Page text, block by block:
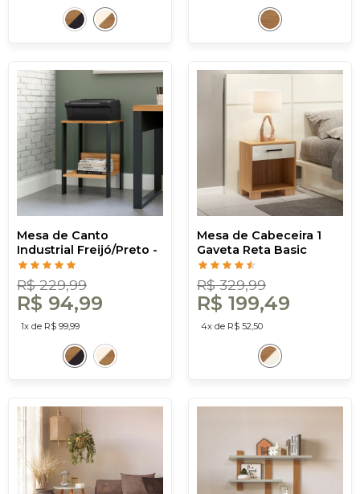
Mesa de Canto
Industrial Freijó/Preto -
Dalla Costa
R$ 229,99
R$ 94,99
1x de R$ 99,99
Mesa de Cabeceira 1
Gaveta Reta Basic
Freijó/Off White - Dalla
Costa
R$ 329,99
R$ 199,49
4x de R$ 52,50